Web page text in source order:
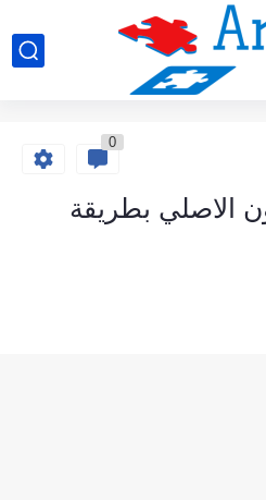
0
الاصلي بطريقة